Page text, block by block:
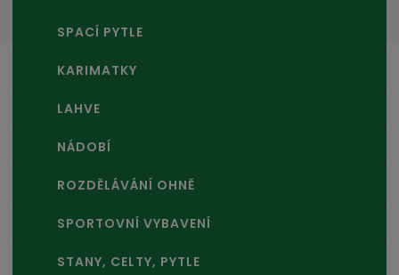
SPACÍ PYTLE
KARIMATKY
LAHVE
NÁDOBÍ
ROZDĚLÁVÁNÍ OHNĚ
SPORTOVNÍ VYBAVENÍ
STANY, CELTY, PYTLE